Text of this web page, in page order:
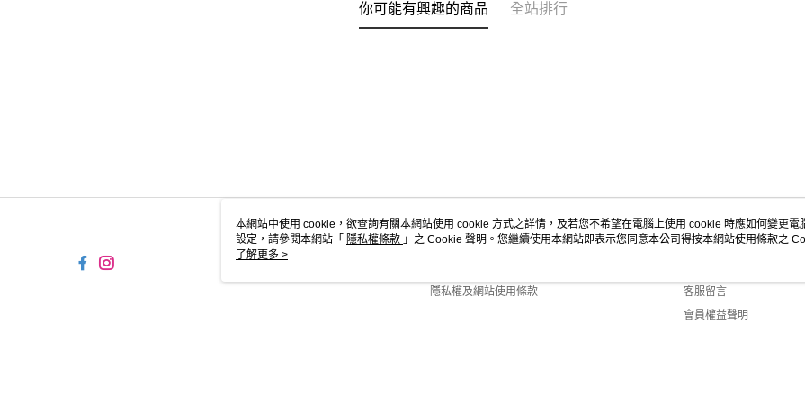
你可能有興趣的商品 全站排行
關於我們
隱私權及網站使用條款
客服資訊
客服留言
會員權益聲明
本網站中使用 cookie，欲查詢有關本網站使用 cookie 方式之詳情，及若您不希望在電腦上使用 cookie 時應如何變更電
設定，請參閱本網站「 隱私權條款 」之 Cookie 聲明。您繼續使用本網站即表示您同意本公司得按本網站使用條款之
使用 cookie。
了解更多 >